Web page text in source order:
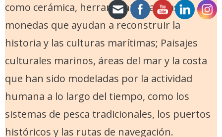
como cerámica, herramientas, armas,
monedas que ayudan a reconstruir la
historia y las culturas marítimas; Paisajes
culturales marinos, áreas del mar y la costa
que han sido modeladas por la actividad
humana a lo largo del tiempo, como los
sistemas de pesca tradicionales, los puertos
históricos y las rutas de navegación.